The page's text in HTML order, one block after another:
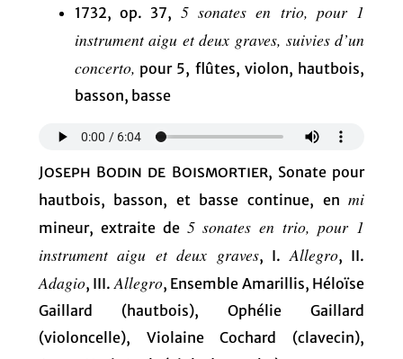
1732, op. 37, 5 sonates en trio, pour 1
instrument aigu et deux graves, suivies d’un
concerto, pour 5, flûtes, violon, hautbois,
basson, basse
Joseph Bodin de Boismortier, Sonate pour
hautbois, basson, et basse continue, enmi
mineur, extraite de 5 sonates en trio, pour 1
instrument aigu et deux graves, I.Allegro, II.
Adagio, III.Allegro, Ensemble Amarillis, Héloïse
Gaillard (hautbois), Ophélie Gaillard
(violoncelle), Violaine Cochard (clavecin),